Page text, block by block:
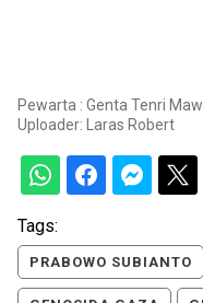
Pewarta : Genta Tenri
Uploader: Laras Robert
Tags:
PRABOWO SUBIANTO